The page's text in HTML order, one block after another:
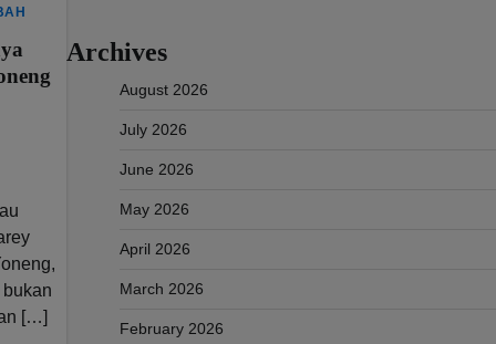
[…]
Archives
August 2026
July 2026
June 2026
May 2026
April 2026
March 2026
February 2026